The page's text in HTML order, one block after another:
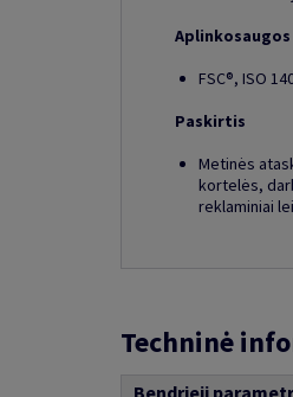
FSC®, ISO
Paskirtis
Metinės
kortelės,
reklaminiai
Techninė
Bendrieji